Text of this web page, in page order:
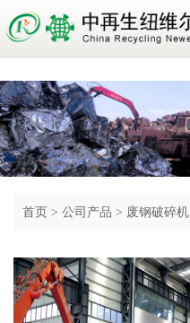
首页 > 公司产品 > 废钢破碎机